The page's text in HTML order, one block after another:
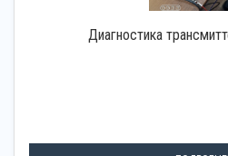
Диагностика